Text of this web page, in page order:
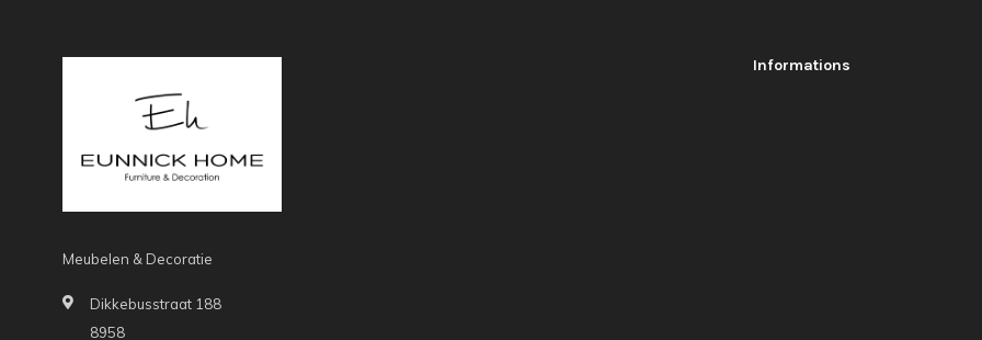
Meubelen & Decoratie
Dikkebusstraat 188
8958
Informations